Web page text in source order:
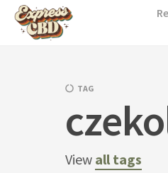
Skip
TAG
View all tags